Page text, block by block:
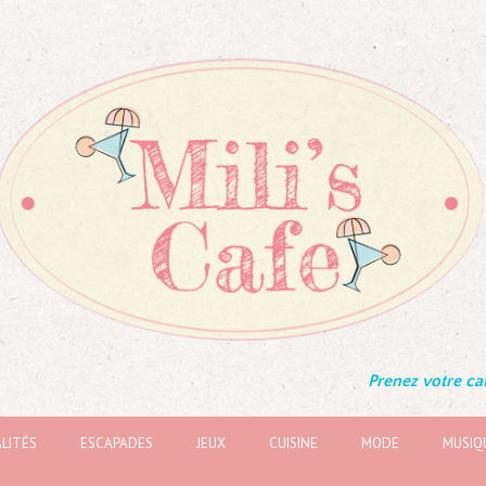
Prenez votre
ESCAPADES JEUX CUISINE MODE